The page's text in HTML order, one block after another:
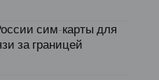
сим-карты для
за границей